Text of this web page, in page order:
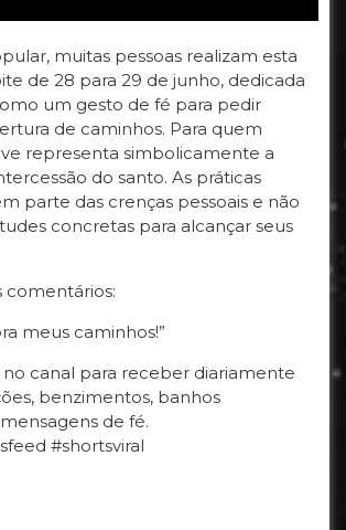
muitas pessoas realizam esta
de 28 para 29 de junho, dedicada
um gesto de fé para pedir
de caminhos. Para quem
representa simbolicamente a
do santo. As práticas
parte das crenças pessoais e não
concretas para alcançar seus
comentários:
meus caminhos!”
no canal para receber diariamente
benzimentos, banhos
de fé.
#shortsviral